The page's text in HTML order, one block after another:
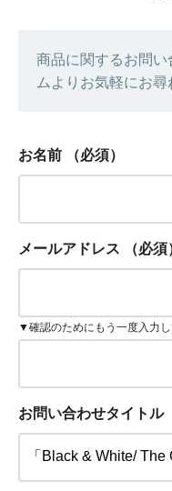
商品に関するお問
ムよりお気軽にお尋
お名前 （必須）
メールアドレス （必須
▼確認のためにもう一度入力し
お問い合わせタイトル